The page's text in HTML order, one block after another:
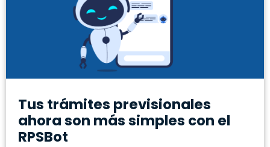
Tus trámites previsionales
ahora son más simples con el
RPSBot